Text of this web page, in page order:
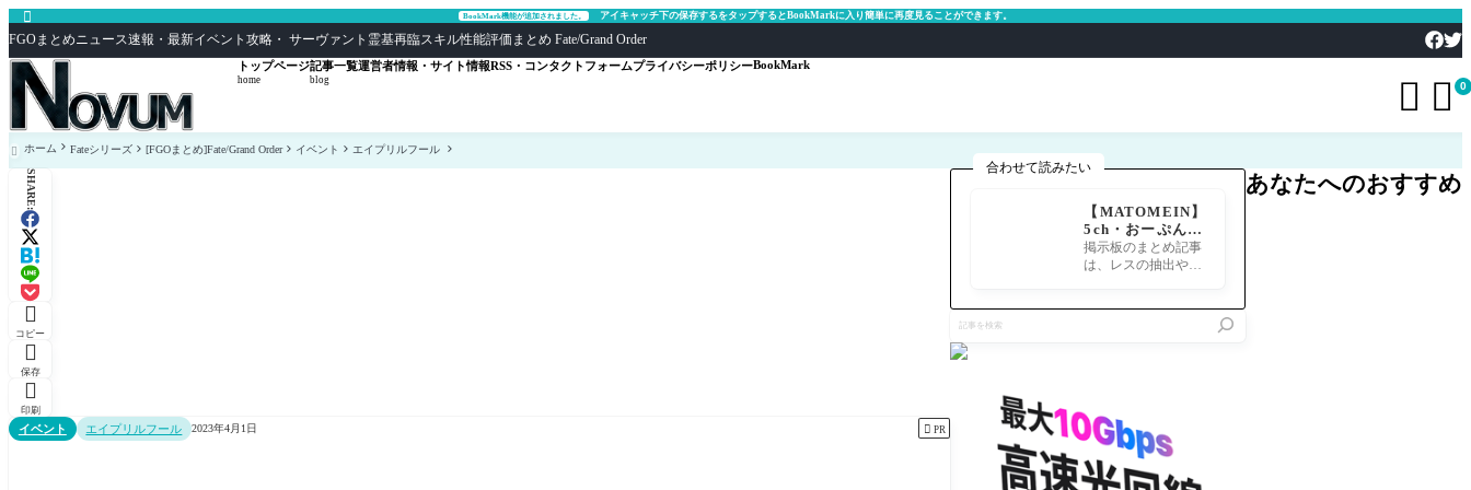
 BookMark機能が追加されました。 アイキャッチ下の保存するをタップするとBookMarkに入り簡単に再度見ることができます。
FGOまとめニュース速報・最新イベント攻略・ サーヴァント霊基再臨スキル性能評価まとめ Fate/Grand Order
トップページ
home
記事一覧
blog
運営者情報・サイト情報RSS・コンタクトフォームプライバシーポリシーBookMark
  0
 ホーム Fateシリーズ [FGOまとめ]Fate/Grand Order イベント エイプリルフール
SHARE:

コピー

保存

印刷
イベント エイプリルフール 2023年4月1日  PR
合わせて読みたい
【MATOMEIN】
5ch・おーぷん2
ちゃん・したら
ば・ガルちゃん・
掲示板のまとめ記事
は、レスの抽出や整
を
検
あなたへのおすすめ